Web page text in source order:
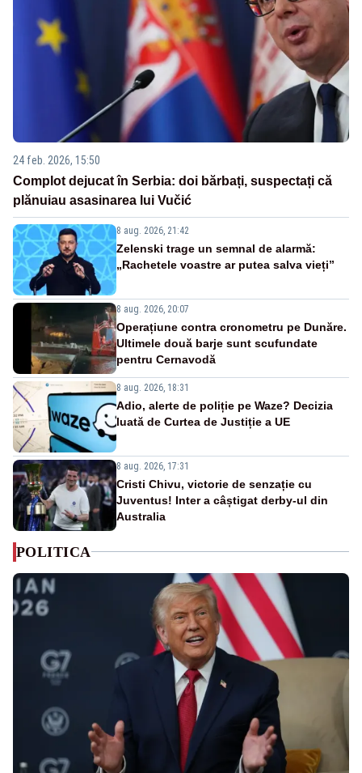
24 feb. 2026, 15:50
Complot dejucat în Serbia: doi bărbați, suspectați că
plănuiau asasinarea lui Vučić
8 aug. 2026, 21:42
Zelenski trage un semnal de alarmă:
„Rachetele voastre ar putea salva vieți”
8 aug. 2026, 20:07
Operațiune contra cronometru pe Dunăre.
Ultimele două barje sunt scufundate
pentru Cernavodă
8 aug. 2026, 18:31
Adio, alerte de poliție pe Waze? Decizia
luată de Curtea de Justiție a UE
8 aug. 2026, 17:31
Cristi Chivu, victorie de senzație cu
Juventus! Inter a câștigat derby-ul din
Australia
POLITICA